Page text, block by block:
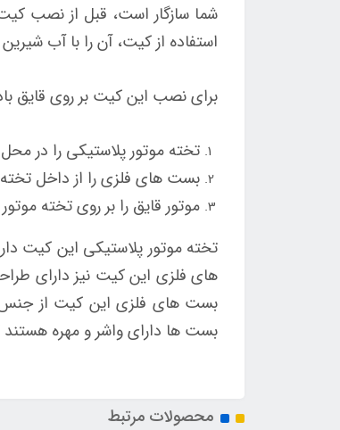
شما سازگار است، قبل از نصب
استفاده از کیت، آن را با آب
برای نصب این کیت بر روی قایق
تخته موتور پلاستیکی را در
بست های فلزی را از داخل تخته
موتور قایق را بر روی تخته
تخته موتور پلاستیکی این کیت
های فلزی این کیت نیز دارای
بست های فلزی این کیت از جنس
بست ها دارای واشر و مهره
محصولات مرتبط